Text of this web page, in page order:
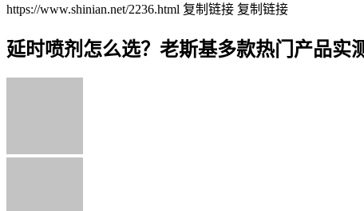
https://www.shinian.net/2236.html 复制链接 复制链接
延时喷剂怎么选？老斯基多款热门产品实